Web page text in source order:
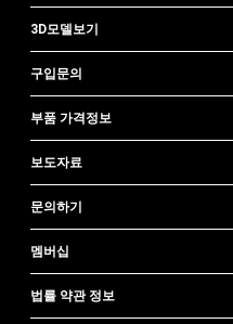
3D모델보기
구입문의
부품 가격정보
보도자료
문의하기
멤버십
법률 약관 정보